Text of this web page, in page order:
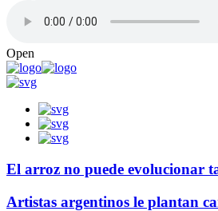
Open
El arroz no puede evolucionar
Artistas argentinos le plantan